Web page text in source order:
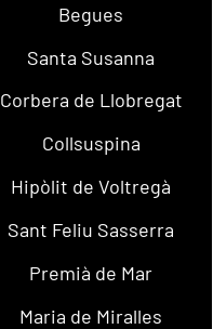
Begues
Santa Susanna
Corbera de Llobregat
Collsuspina
Hipòlit de Voltregà
Sant Feliu Sasserra
Premià de Mar
Maria de Miralles